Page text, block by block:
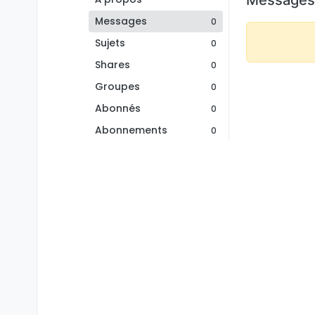
Messages
0
Sujets 0
Shares 0
Groupes 0
Abonnés 0
Abonnements 0